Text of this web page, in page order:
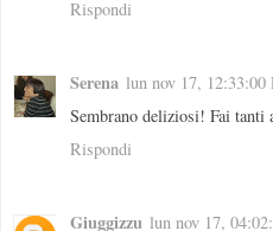
Rispondi
Serena lun nov 17, 12:33:00
Sembrano deliziosi! Fai tanti
Rispondi
Giuggizzu lun nov 17,